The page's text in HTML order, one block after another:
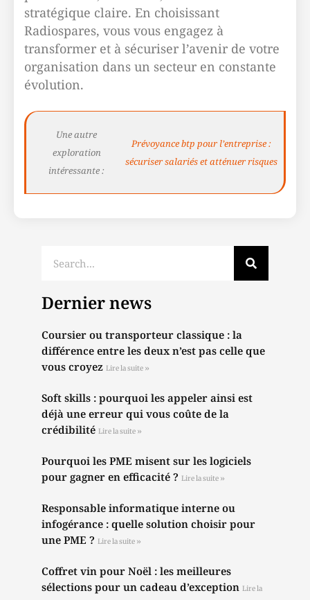
stratégique claire. En choisissant
Radiospares, vous vous engagez à
transformer et à sécuriser l’avenir de votre
organisation dans un secteur en constante
évolution.
Une autre
exploration
intéressante :
Prévoyance btp pour l’entreprise :
sécuriser salariés et atténuer risques
Dernier news
Coursier ou transporteur classique : la
différence entre les deux n’est pas celle que
vous croyez Lire la suite »
Soft skills : pourquoi les appeler ainsi est
déjà une erreur qui vous coûte de la
crédibilité Lire la suite »
Pourquoi les PME misent sur les logiciels
pour gagner en efficacité ? Lire la suite »
Responsable informatique interne ou
infogérance : quelle solution choisir pour
une PME ? Lire la suite »
Coffret vin pour Noël : les meilleures
sélections pour un cadeau d’exception Lire la